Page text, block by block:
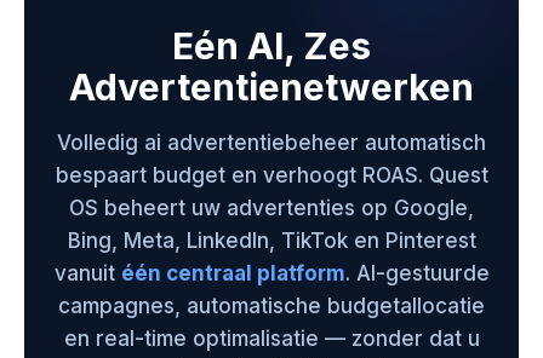
Eén AI, Zes
Advertentienetwerken
Volledig ai advertentiebeheer automatisch
bespaart budget en verhoogt ROAS. Quest
OS beheert uw advertenties op Google,
Bing, Meta, LinkedIn, TikTok en Pinterest
vanuit één centraal platform. AI-gestuurde
campagnes, automatische budgetallocatie
en real-time optimalisatie — zonder dat u